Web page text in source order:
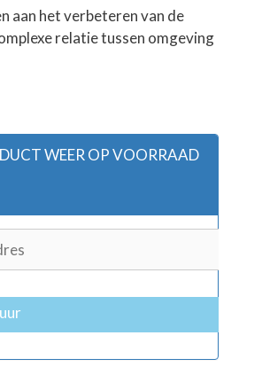
aan het verbeteren van de
relatie tussen omgeving
WEER OP VOORRAAD